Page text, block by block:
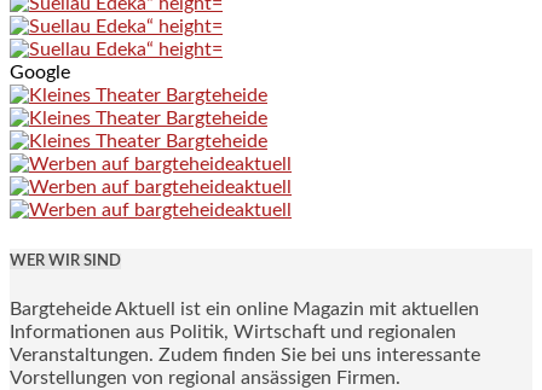
Google
WER WIR SIND
Bargteheide Aktuell ist ein online Magazin mit aktuellen
Informationen aus Politik, Wirtschaft und regionalen
Veranstaltungen. Zudem finden Sie bei uns interessante
Vorstellungen von regional ansässigen Firmen.